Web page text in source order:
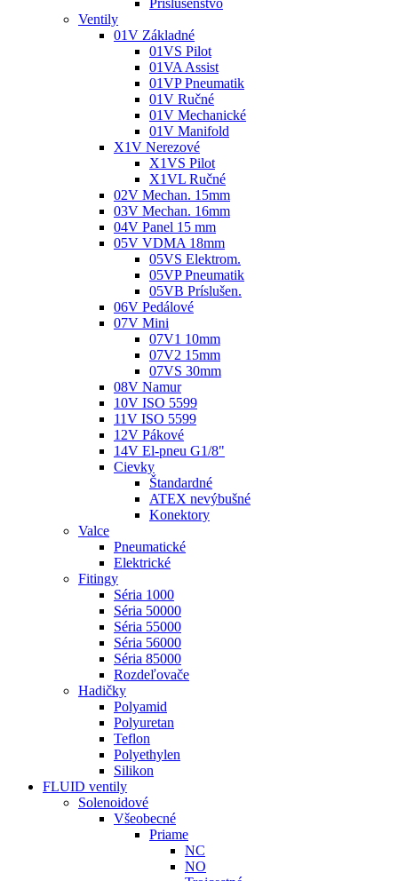
Príslušenstvo
Ventily
01V Základné
01VS Pilot
01VA Assist
01VP Pneumatik
01V Ručné
01V Mechanické
01V Manifold
X1V Nerezové
X1VS Pilot
X1VL Ručné
02V Mechan. 15mm
03V Mechan. 16mm
04V Panel 15 mm
05V VDMA 18mm
05VS Elektrom.
05VP Pneumatik
05VB Príslušen.
06V Pedálové
07V Mini
07V1 10mm
07V2 15mm
07VS 30mm
08V Namur
10V ISO 5599
11V ISO 5599
12V Pákové
14V El-pneu G1/8"
Cievky
Štandardné
ATEX nevýbušné
Konektory
Valce
Pneumatické
Elektrické
Fitingy
Séria 1000
Séria 50000
Séria 55000
Séria 56000
Séria 85000
Rozdeľovače
Hadičky
Polyamid
Polyuretan
Teflon
Polyethylen
Silikon
FLUID ventily
Solenoidové
Všeobecné
Priame
NC
NO